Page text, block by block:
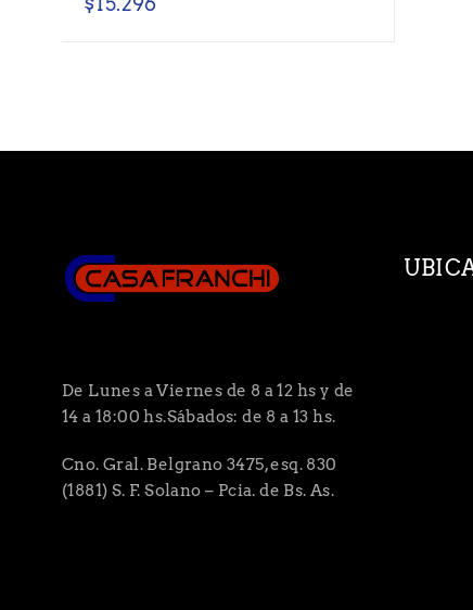
De Lunes a Viernes de 8 a 12 hs y de
14 a 18:00 hs.Sábados: de 8 a 13 hs.
Cno. Gral. Belgrano 3475, esq. 830
(1881) S. F. Solano – Pcia. de Bs. As.